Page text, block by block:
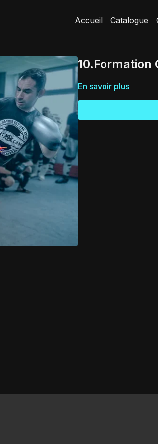
Accueil Catalogue
10.Formation
En savoir plus